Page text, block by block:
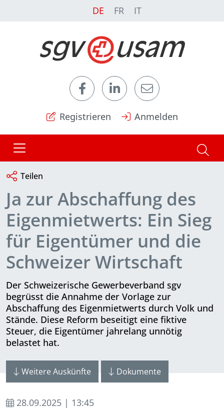
DE FR IT
Registrieren Anmelden
Teilen
Ja zur Abschaffung des
Eigenmietwerts: Ein Sieg
für Eigentümer und die
Schweizer Wirtschaft
Der Schweizerische Gewerbeverband sgv
begrüsst die Annahme der Vorlage zur
Abschaffung des Eigenmietwerts durch Volk und
Stände. Diese Reform beseitigt eine fiktive
Steuer, die Eigentümer jahrelang unnötig
belastet hat.
Weitere Auskünfte Dokumente
28.09.2025 | 13:45